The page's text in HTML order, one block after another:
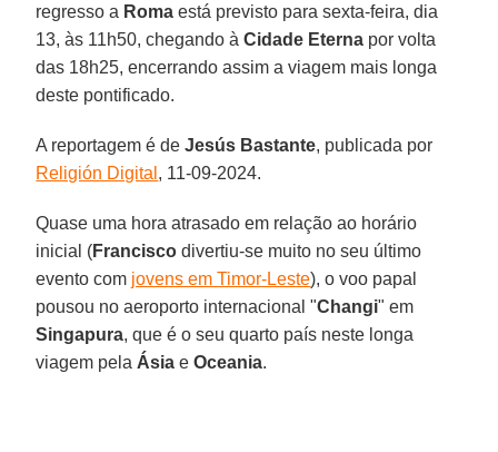
regresso a Roma está previsto para sexta-feira, dia
13, às 11h50, chegando àCidade Eterna por volta
das 18h25, encerrando assim a viagem mais longa
deste pontificado.
A reportagem é deJesús Bastante, publicada por
Religión Digital , 11-09-2024.
Quase uma hora atrasado em relação ao horário
inicial (Francisco divertiu-se muito no seu último
evento com jovens em Timor-Leste), o voo papal
pousou no aeroporto internacional "Changi" em
Singapura, que é o seu quarto país neste longa
viagem pela Ásia eOceania.